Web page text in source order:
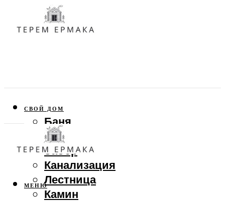
СВОЙ ДОМ
Баня
Веранда
Забор
Канализация
Лестница
Камин
МЕНЮ